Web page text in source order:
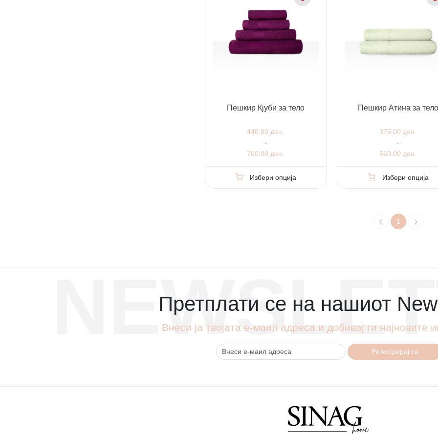
Пешкир Кјуби за тело
440.00 ден.
-
700.00 ден.
Избери опција
Пешкир Атина за тело
375.00 ден.
-
560.00 ден.
Избери опција
1
Претплати се на нашиот
Внеси ја твојата е-маил адреса и добивај ги најновите
Регистрирај се